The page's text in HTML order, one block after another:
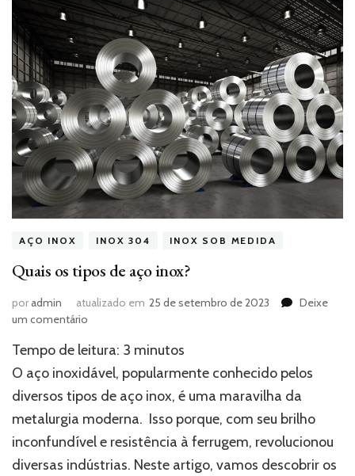
AÇO INOX INOX 304 INOX SOB MEDIDA
Quais os tipos de aço inox?
poradmin atualizado em 25 de setembro de 2023
Deixe
um comentário
os
tipos
aço
inox?
Tempo de leitura: 3 minutos
O aço inoxidável, popularmente conhecido pelos
diversos tipos de aço inox, é uma maravilha da
metalurgia moderna. Isso porque, com seu brilho
inconfundível e resistência à ferrugem, revolucionou
diversas indústrias. Neste artigo, vamos descobrir os